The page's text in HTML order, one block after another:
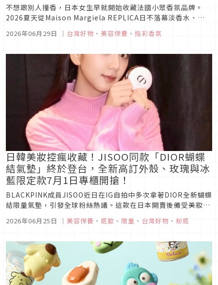
不想跟別人撞香，日本女生早就開始收藏法國小眾香氛品牌。
2026夏天從Maison Margiela REPLICA日不落幕淡香水、
玫瑰與馬鞭草居家擴香，每一款都充滿記憶感與法式生活美學。
2026年06月29日 ｜ 台灣好物 、 美容保養 、 指彩香氛
日韓美妝控瘋收藏！JISOO同款「DIOR蝴蝶
結氣墊」終於登台，全新高訂外殼、玫瑰與冰
藍限定款7月1日專櫃開搶！
BLACKPINK成員JISOO近日在IG自拍中多次拿著DIOR全新蝴蝶
結限量氣墊，引發全球粉絲熱議。這款在日本開賣後備受美妝控
嫩蝴蝶結外殼，還有玫瑰、冰藍限定設計，以及全新超完美底妝
2026年06月25日 ｜ 美容保養 、 底妝 、 限量 、 台灣好物 、 粉底